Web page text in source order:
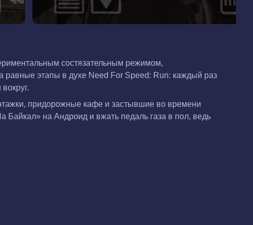
состязательным режимом,
равные этапы в духе Need For Speed: Run: каждый раз
придорожные кафе и застывшие во времени
Байкал» на Андроид и вжать педаль газа в пол, ведь